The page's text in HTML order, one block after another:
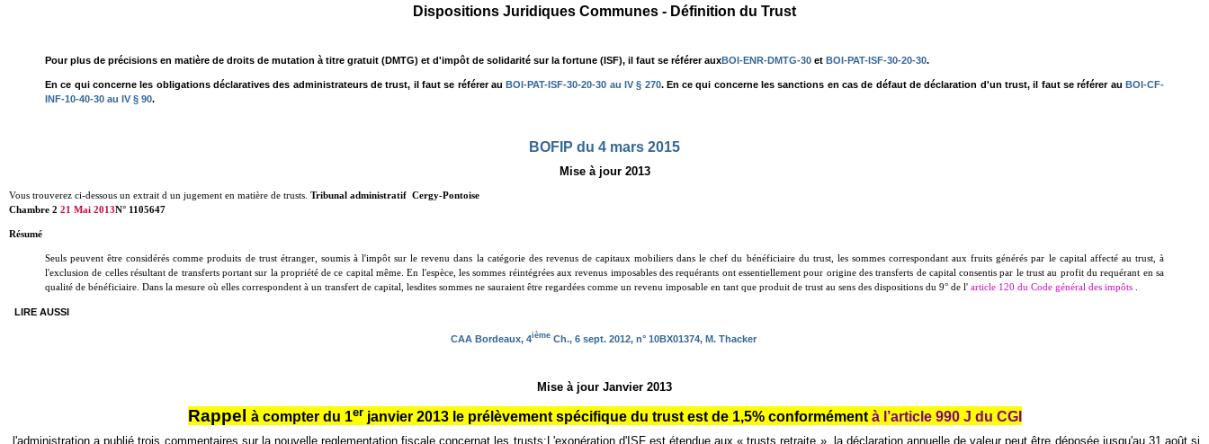
Dispositions Juridiques Communes - Définition du Trust
Pour plus de précisions en matière de droits de mutation à titre gratuit (DMTG) et d'impôt de solidarité sur la fortune (ISF), il faut se référer auxBOI-ENR-DMTG-30 et BOI-PAT-ISF-30-20-30.
En ce qui concerne les obligations déclaratives des administrateurs de trust, il faut se référer auBOI-PAT-ISF-30-20-30 au IV § 270. En ce qui concerne les sanctions en cas de défaut de déclaration d'un trust, il faut se référer auBOI-CF-
INF-10-40-30 au IV § 90.
BOFIP du 4 mars 2015
Mise à jour 2013
Vous trouverez ci-dessous un extrait d un jugement en matière de trusts. Tribunal administratif Cergy-Pontoise
Chambre 2 21 Mai 2013N° 1105647
Résumé
Seuls peuvent être considérés comme produits de trust étranger, soumis à l'impôt sur le revenu dans la catégorie des revenus de capitaux mobiliers dans le chef du bénéficiaire du trust, les sommes correspondant aux fruits générés par le capital affecté au trust, à
l'exclusion de celles résultant de transferts portant sur la propriété de ce capital même. En l'espèce, les sommes réintégrées aux revenus imposables des requérants ont essentiellement pour origine des transferts de capital consentis par le trust au profit du requérant en sa
qualité de bénéficiaire. Dans la mesure où elles correspondent à un transfert de capital, lesdites sommes ne sauraient être regardées comme un revenu imposable en tant que produit de trust au sens des dispositions du 9° de l' article 120 du Code général des impôts
LIRE AUSSI
CAA Bordeaux, 4ièmeCh., 6 sept. 2012, n° 10BX01374, M. Thacker
Mise à jour Janvier 2013
Rappel à compter du 1erjanvier 2013 le prélèvement spécifique du trust est de 1,5% conformément à l’article 990 J du CGI
l'administration a publié trois commentaires sur la nouvelle reglementation fiscale concernat les trusts:L'exonération d'ISF est étendue aux « trusts retraite », la déclaration annuelle de valeur peut être déposée jusqu'au 31 août si